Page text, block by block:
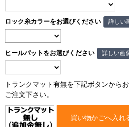
トランクマット有無を下記ボタンから
ご注文下さい。
ロック糸カラーをお選びください 詳しい
ヒールパットをお選びください 詳しい画
買い物かごへ入れ